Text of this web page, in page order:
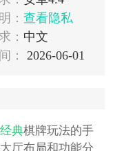
： 查看隐私
： 中文
： 2026-06-01
经典棋牌玩法的手
厅布局和功能分